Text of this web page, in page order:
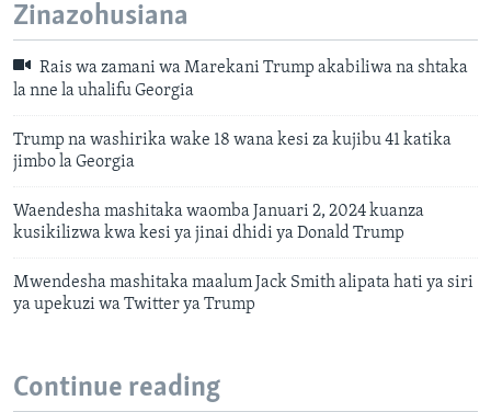
Zinazohusiana
Rais wa zamani wa Marekani Trump akabiliwa na shtaka
la nne la uhalifu Georgia
Trump na washirika wake 18 wana kesi za kujibu 41 katika
jimbo la Georgia
Waendesha mashitaka waomba Januari 2, 2024 kuanza
kusikilizwa kwa kesi ya jinai dhidi ya Donald Trump
Mwendesha mashitaka maalum Jack Smith alipata hati ya siri
ya upekuzi wa Twitter ya Trump
Continue reading